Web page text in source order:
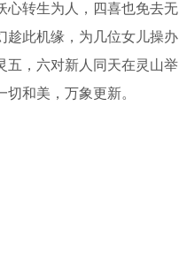
心转生为人，四喜也免去无
趁此机缘，为几位女儿操办
五，六对新人同天在灵山举
和美，万象更新。